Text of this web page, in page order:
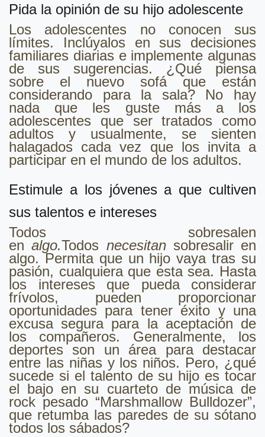
Pida la opinión de su hijo adolescente
Los adolescentes no conocen sus
límites. Inclúyalos en sus decisiones
familiares diarias e implemente algunas
de sus sugerencias. ¿Qué piensa
sobre el nuevo sofá que están
considerando para la sala? No hay
nada que les guste más a los
adolescentes que ser tratados como
adultos y usualmente, se sienten
halagados cada vez que los invita a
participar en el mundo de los adultos.
Estimule a los jóvenes a que cultiven
sus talentos e intereses
Todos sobresalen
enalgo.Todos necesitan sobresalir en
algo. Permita que un hijo vaya tras su
pasión, cualquiera que esta sea. Hasta
los intereses que pueda considerar
frívolos, pueden proporcionar
oportunidades para tener éxito y una
excusa segura para la aceptación de
los compañeros. Generalmente, los
deportes son un área para destacar
entre las niñas y los niños. Pero, ¿qué
sucede si el talento de su hijo es tocar
el bajo en su cuarteto de música de
rock pesado “Marshmallow Bulldozer”,
que retumba las paredes de su sótano
todos los sábados?